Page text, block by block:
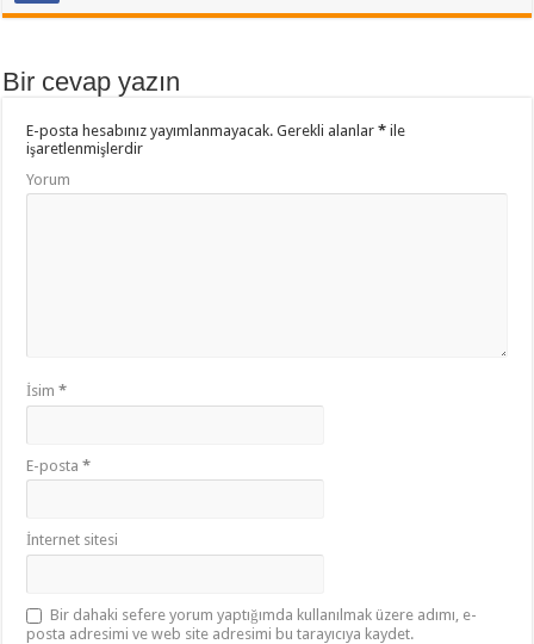
o
k
Bir cevap yazın
E-posta hesabınız yayımlanmayacak. Gerekli alanlar* ile
işaretlenmişlerdir
Yorum
İsim*
E-posta*
İnternet sitesi
Bir dahaki sefere yorum yaptığımda kullanılmak üzere adımı, e-
posta adresimi ve web site adresimi bu tarayıcıya kaydet.